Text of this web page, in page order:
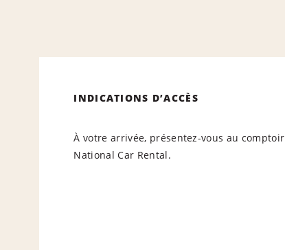
INDICATIONS D’ACCÈS
À votre arrivée, présentez-vous au comptoir
National Car Rental.